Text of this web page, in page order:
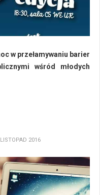
w przełamywaniu barier
wśród młodych
2016